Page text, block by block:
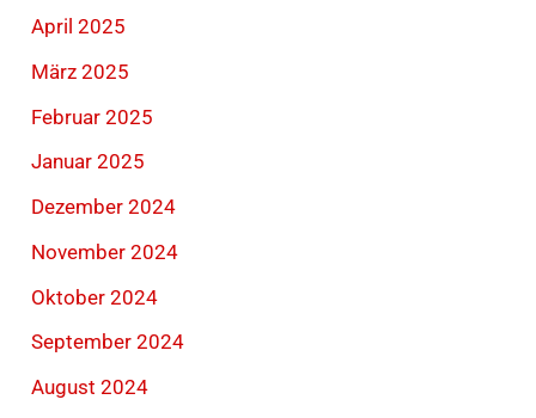
April 2025
März 2025
Februar 2025
Januar 2025
Dezember 2024
November 2024
Oktober 2024
September 2024
August 2024